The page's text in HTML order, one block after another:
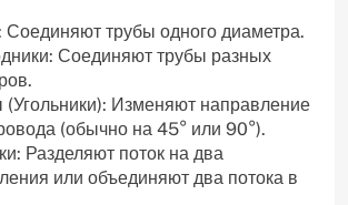
трубы одного диаметра.
Соединяют трубы разных
Изменяют направление
(обычно на 45° или 90°).
Разделяют поток на два
или объединяют два потока в